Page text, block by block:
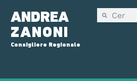
ANDREA
ZANONI
Consigliere Regionale